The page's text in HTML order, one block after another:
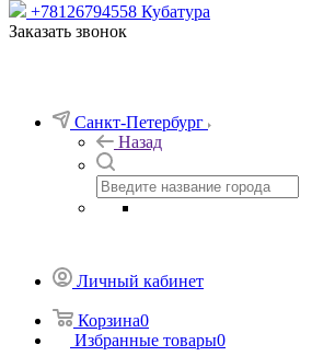
+78126794558 Кубатура
Заказать звонок
Санкт-Петербург
Назад
Личный кабинет
Корзина0
Избранные товары0